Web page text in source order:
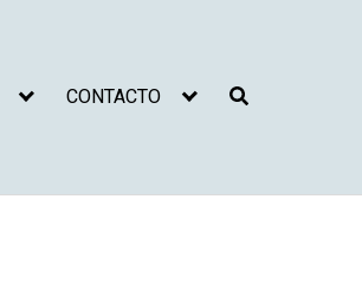
CONTACTO